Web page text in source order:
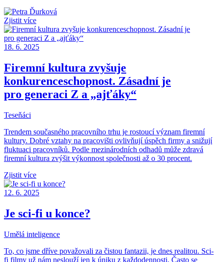
Zjistit více
18. 6. 2025
Firemní kultura zvyšuje
konkurenceschopnost. Zásadní je
pro generaci Z a „ajťáky“
Teseňáci
Trendem současného pracovního trhu je rostoucí význam firemní
kultury. Dobré vztahy na pracovišti ovlivňují úspěch firmy a snižují
fluktuaci pracovníků. Podle mezinárodních odhadů může zdravá
firemní kultura zvýšit výkonnost společnosti až o 30 procent.
Zjistit více
12. 6. 2025
Je sci-fi u konce?
Umělá inteligence
To, co jsme dříve považovali za čistou fantazii, je dnes realitou. Sci-
fi filmy už nám neslouží jen k úniku z každodennosti. Často se